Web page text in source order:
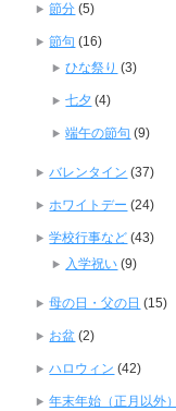
節分 (5)
節句 (16)
ひな祭り (3)
七夕 (4)
端午の節句 (9)
バレンタイン (37)
ホワイトデー (24)
学校行事など (43)
入学祝い (9)
母の日・父の日 (15)
お盆 (2)
ハロウィン (42)
年末年始（正月以外）